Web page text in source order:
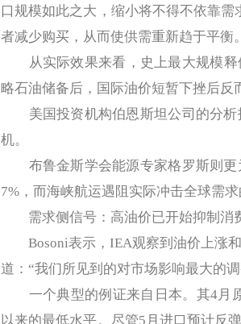
口规模如此之大，缩小将不得不依靠
者减少购买，从而使供需重新趋于平衡
从实际效果来看，史上最大规模释
略石油储备后，国际油价短暂下挫后反
美国投资机构伯恩斯坦公司的分析
机。
布鲁金斯学会能源专家格罗斯则更
7%，而海峡航运遇阻实际冲击全球需
需求侧信号：高油价已开始抑制消
Bosoni表示，IEA观察到油价上涨和
道：“我们所见到的对市场影响最大的
一个典型的例证来自日本。其4月原
以来的最低水平。尽管5月进口预计反